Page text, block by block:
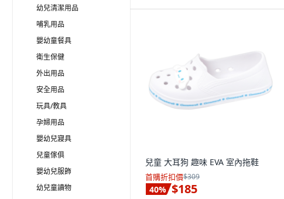
幼兒清潔用品
哺乳用品
嬰幼童餐具
衛生保健
外出用品
安全用品
玩具/教具
孕婦用品
嬰幼兒寢具
兒童傢俱
嬰幼兒服飾
幼兒童讀物
兒童 大耳狗 趣味 EVA 室內拖鞋
首購折扣價$309
40% $185